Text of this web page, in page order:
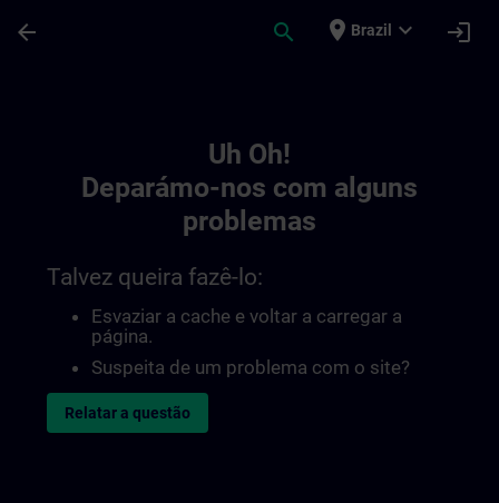
arrow_back search place Brazil expand_more login
Uh Oh!
Deparámo-nos com alguns
problemas
Talvez queira fazê-lo:
Esvaziar a cache e voltar a carregar a
página.
Suspeita de um problema com o site?
Relatar a questão